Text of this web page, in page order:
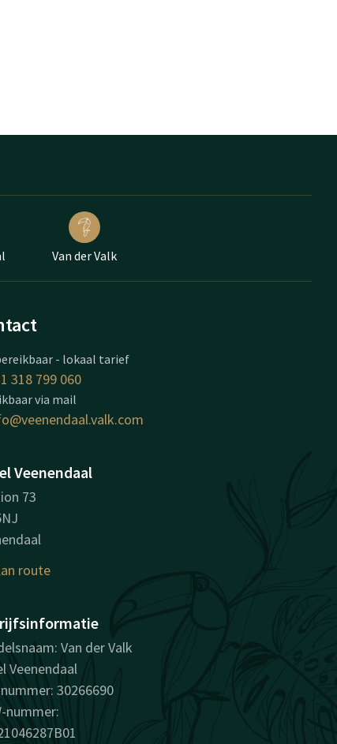
Van der Valk
- lokaal tarief
318 799 060
via mail
Veenendaal
73
route
Van der Valk
Veenendaal
30266690
nummer: